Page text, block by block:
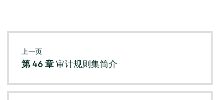
上一页
第 46 章审计规则集简介